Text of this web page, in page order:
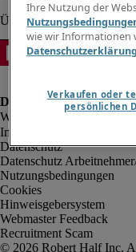
Impressum
Datenschutz
Datenschutz
Nutzungsbedingungen
Cookies
Hinweisgebersystem
Webmaster Feedback
Recruitment Scam
Ihre Nutzung der
wie wir Informationen
Datenschutzerklärung
Verkaufen oder
persönlichen